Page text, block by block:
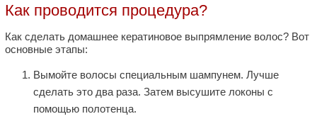
Как проводится процедура?
Как сделать домашнее кератиновое выпрямление волос? Вот
основные этапы:
Вымойте волосы специальным шампунем. Лучше
сделать это два раза. Затем высушите локоны с
помощью полотенца.